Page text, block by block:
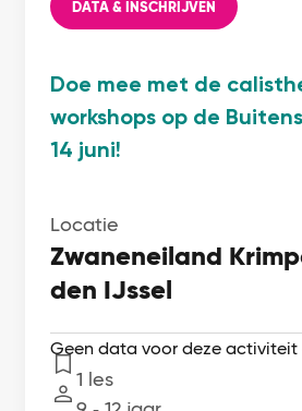
DATA & INSCHRIJVEN
Doe mee met de
workshops op de
14 juni!
Locatie
Zwaneneiland
den IJssel
Geen data voor deze activiteit
Lessen
1 les